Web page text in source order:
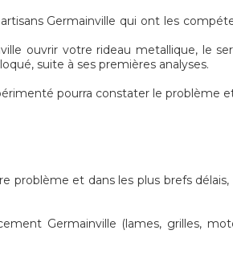
Germainville qui ont les
ouvrir votre rideau metallique, le
suite à ses premières analyses.
pourra constater le problème
problème et dans les plus brefs
Germainville (lames, grilles,